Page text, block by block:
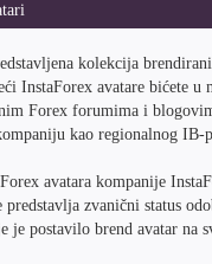
kolekcija
InstaForex avatare bićete u
Forex forumima i
kao regionalnog IB-
avatara kompanije
zvanični status
je postavilo brend avatar na